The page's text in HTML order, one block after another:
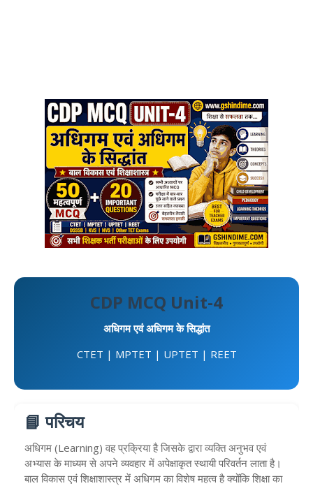
CDP MCQ Unit-4
अधिगम एवं अधिगम के सिद्धांत
CTET | MPTET | UPTET | REET
📘 परिचय
अधिगम (Learning) वह प्रक्रिया है जिसके द्वारा व्यक्ति अनुभव एवं
अभ्यास के माध्यम से अपने व्यवहार में अपेक्षाकृत स्थायी परिवर्तन लाता है।
बाल विकास एवं शिक्षाशास्त्र में अधिगम का विशेष महत्व है क्योंकि शिक्षा का